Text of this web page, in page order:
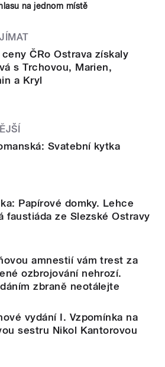
na jednom místě
ČRo Ostrava získaly
s Trchovou, Marien,
a Kryl
Svatební kytka
Papírové domky. Lehce
faustiáda ze Slezské Ostravy
amnestií vám trest za
ozbrojování nehrozí.
zbraně neotálejte
vydání I. Vzpomínka na
sestru Nikol Kantorovou